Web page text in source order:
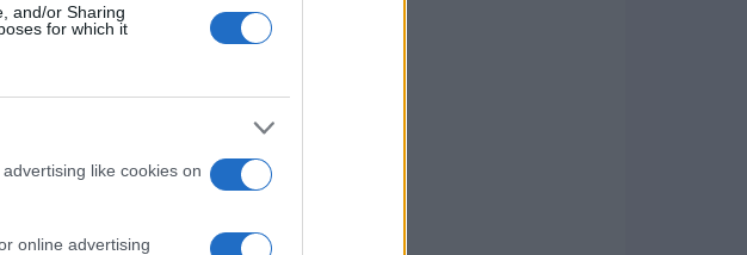
and/or Sharing
for which it
like cookies on
online advertising
Potrai
e goderti
una lista delle
troppo: